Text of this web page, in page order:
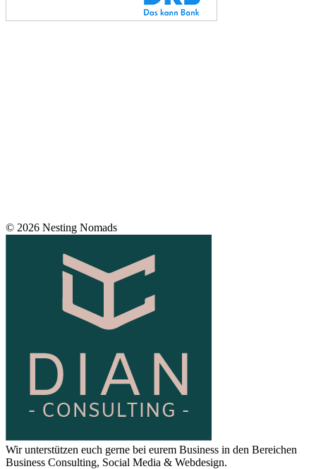
© 2026 Nesting Nomads
Wir unterstützen euch gerne bei eurem Business in den Bereichen
Business Consulting, Social Media & Webdesign.